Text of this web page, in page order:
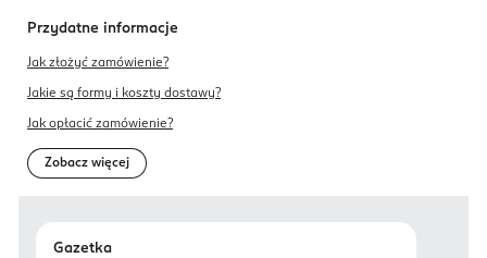
Przydatne informacje
Jak złożyć zamówienie?
Jakie są formy i koszty dostawy?
Jak opłacić zamówienie?
Zobacz więcej
Gazetka